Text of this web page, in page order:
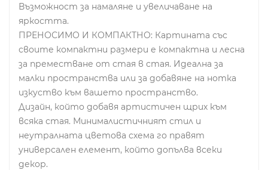
Възможност за намаляне и увеличаване на
яркостта.
ПРЕНОСИМО И КОМПАКТНО: Картината със
своите компактни размери е компактна и лесна
за преместване от стая в стая. Идеална за
малки пространства или за добавяне на нотка
изкуство към вашето пространство.
Дизайн, който добавя артистичен щрих към
всяка стая. Минималистичният стил и
неутралната цветова схема го правят
универсален елемент, който допълва всеки
декор.